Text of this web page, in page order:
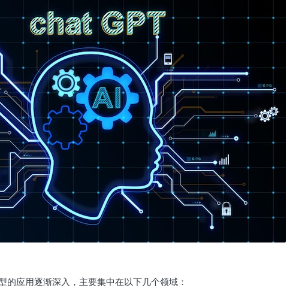
的应用逐渐深入，主要集中在以下几个领域：